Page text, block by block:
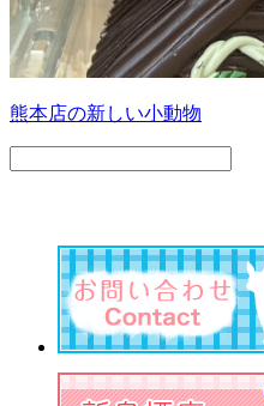
熊本店の新しい小動物